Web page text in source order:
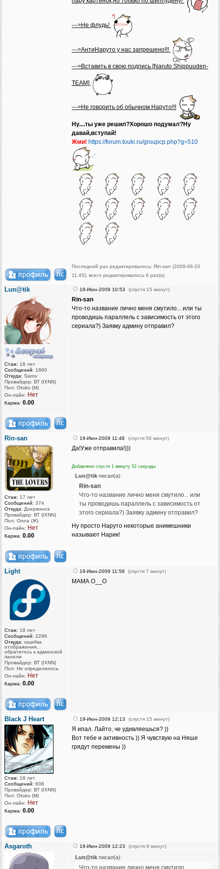
--->Не флудь!
--->АнтиНаруто у нас запрешено!!!
--->Вставить в свою подпись [Naruto Shippuuden-
TEAM]
--->Не говорить об обычном Наруто!!!
Ну....ты уже решил?Хорошо подумал?Ну
давай,вступай!
Жми! https://forum.touki.ru/groupcp.php?g=510
Последний раз редактировалось: Rin-san (2009-06-20
11:45), всего редактировалось 6 раз(а)
Lun@tik
Стаж: 18 лет
Сообщений: 1860
Откуда: Sarov
Провайдер: ВТ (IXNN)
Пол: Otoko (M)
Он-лайн: Нет
Карма: 0.00
19-Июн-2009 10:53 (спустя 15 минут)
Rin-san
Что-то название лично меня смутило... или ты
проводишь параллель с зависимость от этого
сериала?) Заявку админу отправил?
Rin-san
Стаж: 17 лет
Сообщений: 374
Откуда: Дзержинск
Провайдер: ВТ (IXNN)
Пол: Onna (Ж)
Он-лайн: Нет
Карма: 0.00
19-Июн-2009 11:48 (спустя 56 минут)
Да!Уже отправила!)))
Добавлено спустя 1 минуту 52 секунды:
Lun@tik писал(а):
Rin-san
Что-то название лично меня смутило... или
ты проводишь параллель с зависимость от
этого сериала?) Заявку админу отправил?
Ну просто Наруто некоторые анимешники
называют Нарик!
Light
Стаж: 18 лет
Сообщений: 2296
Откуда: ошибка
отображения...
обратитесь к админской
панели
Провайдер: ВТ (IXNN)
Пол: Не определилось
Он-лайн: Нет
Карма: 0.00
19-Июн-2009 11:58 (спустя 7 минут)
МАМА О__О
Black J Heart
Стаж: 18 лет
Сообщений: 608
Провайдер: ВТ (IXNN)
Пол: Otoko (M)
Он-лайн: Нет
Карма: 0.00
19-Июн-2009 12:13 (спустя 15 минут)
Я ипал. Лайто, че удивляешься? ))
Вот тебе и активность )) Я чувствую на Няше
грядут перемены ))
Asgaroth 19-Июн-2009 12:23 (спустя 9 минут)
Lun@tik писал(а):